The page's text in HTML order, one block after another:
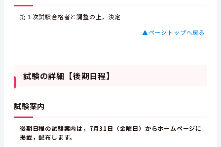
第１次試験合格者と調整の上，決定
▲ページトップへ戻る
試験の詳細【後期日程】
試験案内
後期日程の試験案内は，7月31日（金曜日）からホームページに
掲載，配布します。